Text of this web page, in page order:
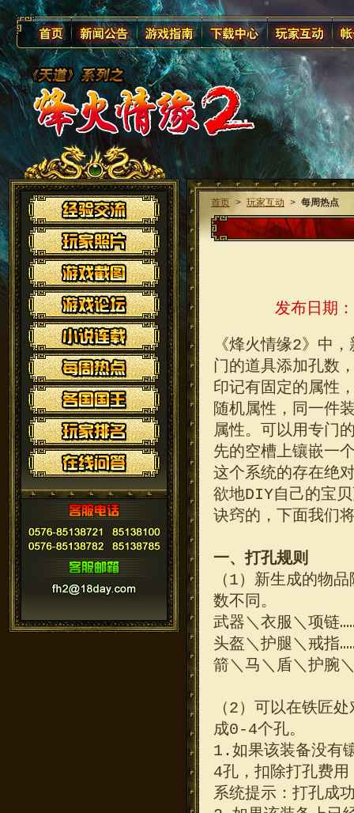
首页 > 玩家互动 > 每周热点
发布日期
《烽火情缘2》中
门的道具添加孔数
印记有固定的属性
随机属性，同一件
属性。可以用专门
先的空槽上镶嵌一
这个系统的存在绝
欲地DIY自己的宝
诀窍的，下面我们
一、打孔规则
（1）新生成的物
数不同。
武器＼衣服＼项链
头盔＼护腿＼戒指
箭＼马＼盾＼护腕
（2）可以在铁匠
成0-4个孔。
1.如果该装备没有
4孔，扣除打孔费用
系统提示：打孔成